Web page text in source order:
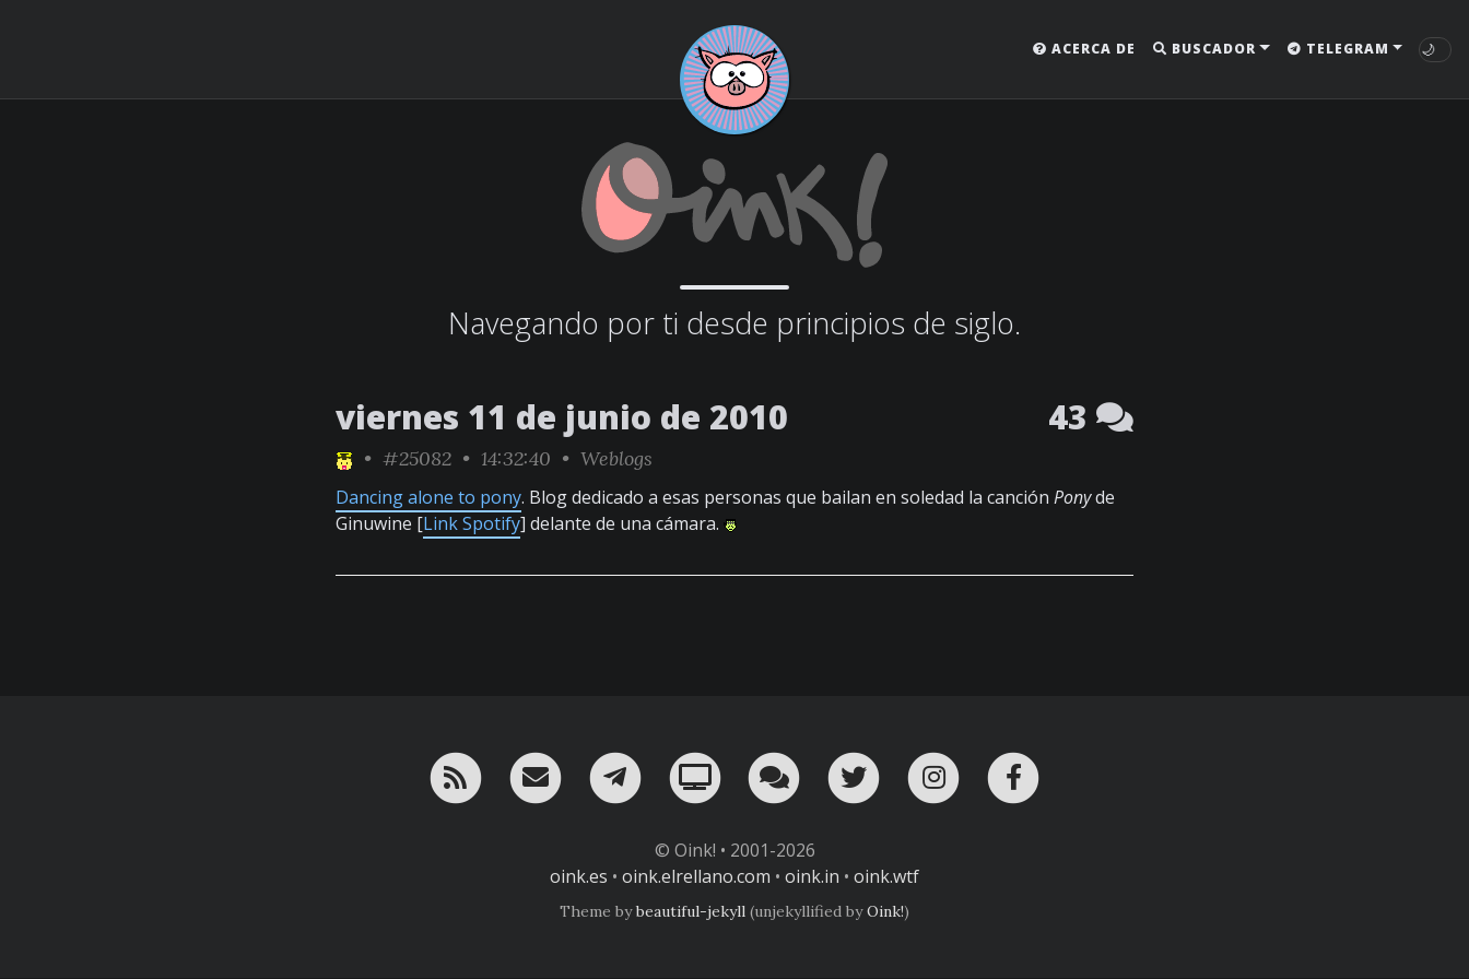
ACERCA DE BUSCADOR TELEGRAM 🌙
Navegando por ti desde principios de siglo.
viernes 11 de junio de 2010 43
• #25082 • 14:32:40 • Weblogs
Dancing alone to pony. Blog dedicado a esas personas que bailan en soledad la canción Ponyde
Ginuwine [Link Spotify] delante de una cámara.
RSS ¡Mándame un email!
¡Nuestro canal en Telegram!
Oink! TV Charla con nosotros en Telegram
Twitter Instagram
© Oink! • 2001-2026
oink.es • oink.elrellano.com • oink.in • oink.wtf
Theme bybeautiful-jekyll (unjekyllified byOink!)